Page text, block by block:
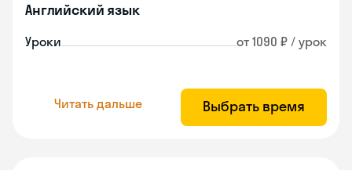
Английский язык
Уроки от 1090 ₽ / урок
Читать дальше Выбрать время